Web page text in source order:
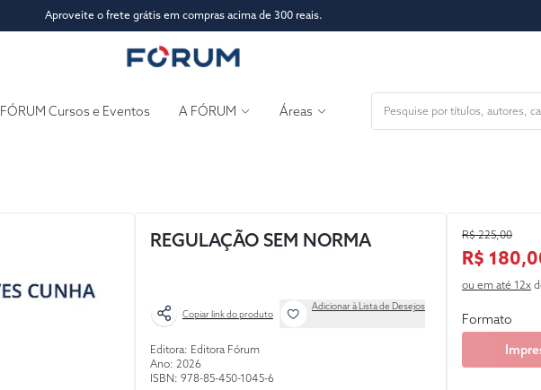
Conte-nos o que achou de nosso novo site!
Aproveite o frete grátis em compras acima de 300 reais.
FÓRUM Cursos e Eventos A FÓRUM Áreas
REGULAÇÃO SEM NORMA
Copiar link do produto
Adicionar à Lista de Desejos
Editora: Editora Fórum
Ano: 2026
ISBN: 978-85-450-1045-6
R$ 225,00
R$
ou em até 12x
Formato